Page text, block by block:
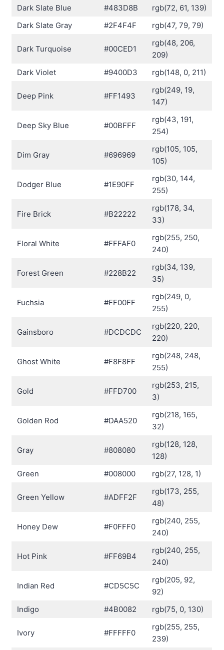
Dark Slate Blue
#483D8B
rgb(72, 61, 139)
Dark Slate Gray
#2F4F4F rgb(47, 79, 79)
Dark Turquoise #00CED1
rgb(48, 206,
209)
Dark Violet
#9400D3 rgb(148, 0, 211)
Deep Pink #FF1493
rgb(249, 19,
147)
Deep Sky Blue #00BFFF
rgb(43, 191,
254)
Dim Gray #696969
rgb(105, 105,
105)
Dodger Blue #1E90FF
rgb(30, 144,
255)
Fire Brick #B22222
rgb(178, 34,
33)
Floral White #FFFAF0
rgb(255, 250,
240)
Forest Green #228B22
rgb(34, 139,
35)
Fuchsia #FF00FF
rgb(249, 0,
255)
Gainsboro #DCDCDC
rgb(220, 220,
220)
Ghost White #F8F8FF
rgb(248, 248,
255)
Gold #FFD700
rgb(253, 215,
3)
Golden Rod #DAA520
rgb(218, 165,
32)
Gray #808080
rgb(128, 128,
128)
Green
#008000 rgb(27, 128, 1)
Green Yellow #ADFF2F
rgb(173, 255,
48)
Honey Dew #F0FFF0
rgb(240, 255,
240)
Hot Pink #FF69B4
rgb(240, 255,
240)
Indian Red #CD5C5C
rgb(205, 92,
92)
Indigo
#4B0082 rgb(75, 0, 130)
Ivory #FFFFF0
rgb(255, 255,
239)